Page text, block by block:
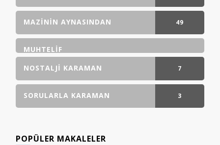
GÖNDERI(LER)
MAZININ AYNASINDAN 49
MUHTELIF
NOSTALJI KARAMAN
7
GÖNDERI(LER)
SORULARLA KARAMAN 3
POPÜLER MAKALELER